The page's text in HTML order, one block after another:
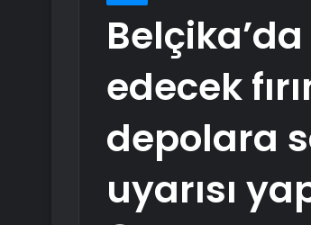
edecek
depolara
uyarısı